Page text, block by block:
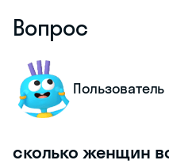
Вопрос
Пользователь
сколько женщин